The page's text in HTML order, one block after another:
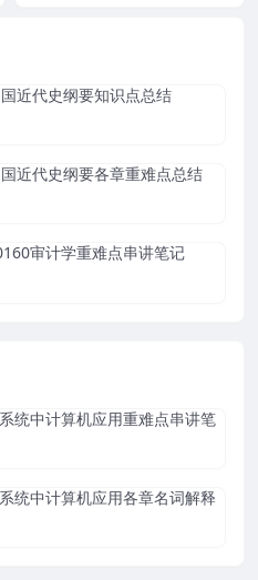
国近代史纲要知识点总结
国近代史纲要各章重难点总结
审计学重难点串讲笔记
统中计算机应用重难点串讲笔
统中计算机应用各章名词解释